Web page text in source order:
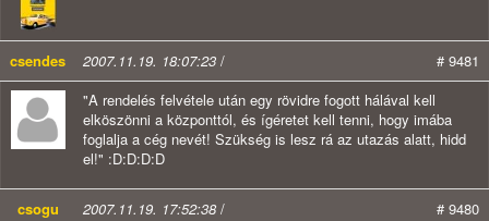
csendes 2007.11.19. 18:07:23 /
# 9481
"A rendelés felvétele után egy rövidre fogott hálával kell
elköszönni a központtól, és ígéretet kell tenni, hogy imába
foglalja a cég nevét! Szükség is lesz rá az utazás alatt, hidd
el!" :D:D:D:D
csogu 2007.11.19. 17:52:38 /
# 9480